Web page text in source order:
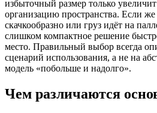
избыточный размер только
организацию пространства. Если же
скачкообразно или груз идёт на
слишком компактное решение
место. Правильный выбор всегда
сценарий использования, а не на
модель «побольше и надолго».
Чем различаются